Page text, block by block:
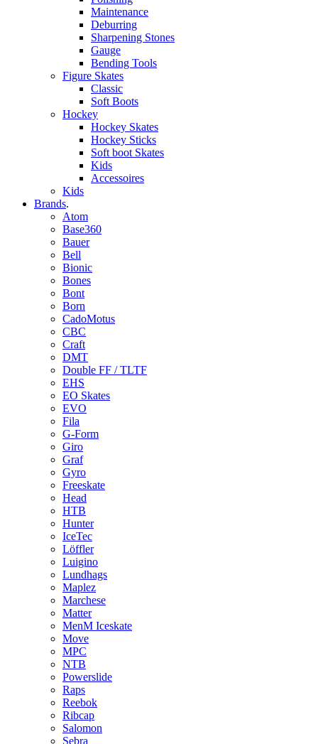
Maintenance
Deburring
Sharpening Stones
Gauge
Bending Tools
Figure Skates
Classic
Soft Boots
Hockey
Hockey Skates
Hockey Sticks
Soft boot Skates
Kids
Accessoires
Kids
Brands.
Atom
Base360
Bauer
Bell
Bionic
Bones
Bont
Born
CadoMotus
CBC
Craft
DMT
Double FF / TLTF
EHS
EO Skates
EVO
Fila
G-Form
Giro
Graf
Gyro
Freeskate
Head
HTB
Hunter
IceTec
Löffler
Luigino
Lundhags
Maplez
Marchese
Matter
MenM Iceskate
Move
MPC
NTB
Powerslide
Raps
Reebok
Ribcap
Salomon
Sebra